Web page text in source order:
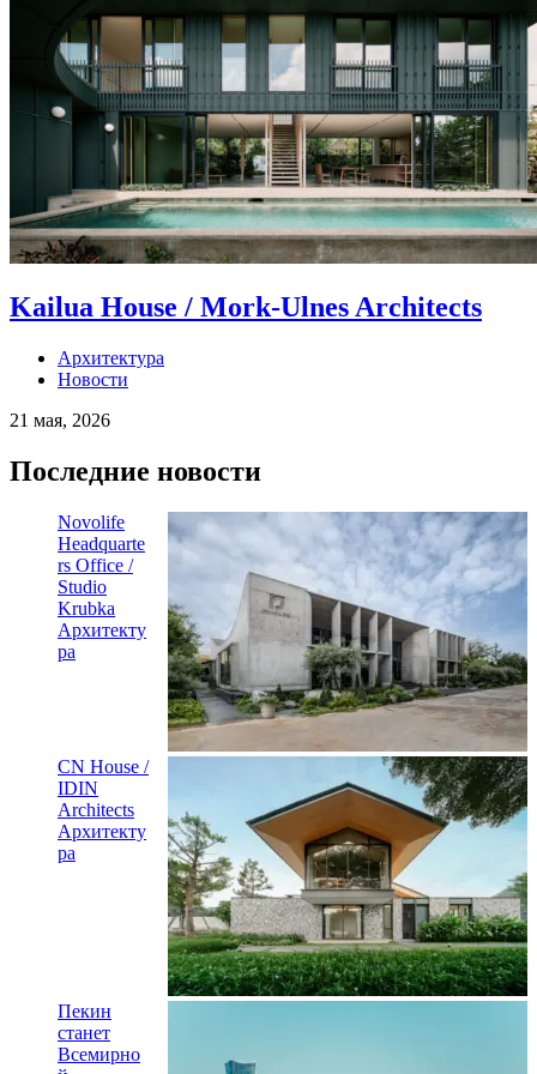
Kailua House / Mork-Ulnes Architects
Архитектура
Новости
21 мая, 2026
Последние новости
Novolife
Headquarte
rs Office /
Studio
Krubka
Архитекту
ра
CN House /
IDIN
Architects
Архитекту
ра
Пекин
станет
Всемирно